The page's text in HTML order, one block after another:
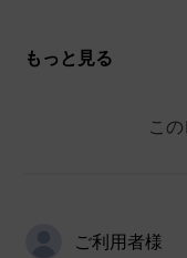
もっと見る
こ
ご利用者様